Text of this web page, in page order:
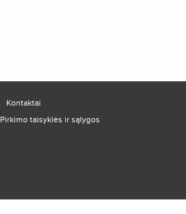
Kontaktai
Pirkimo taisyklės ir sąlygos